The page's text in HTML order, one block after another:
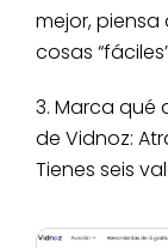
mejor,
cosas
3. Marca qué
de Vidnoz:
Tienes seis